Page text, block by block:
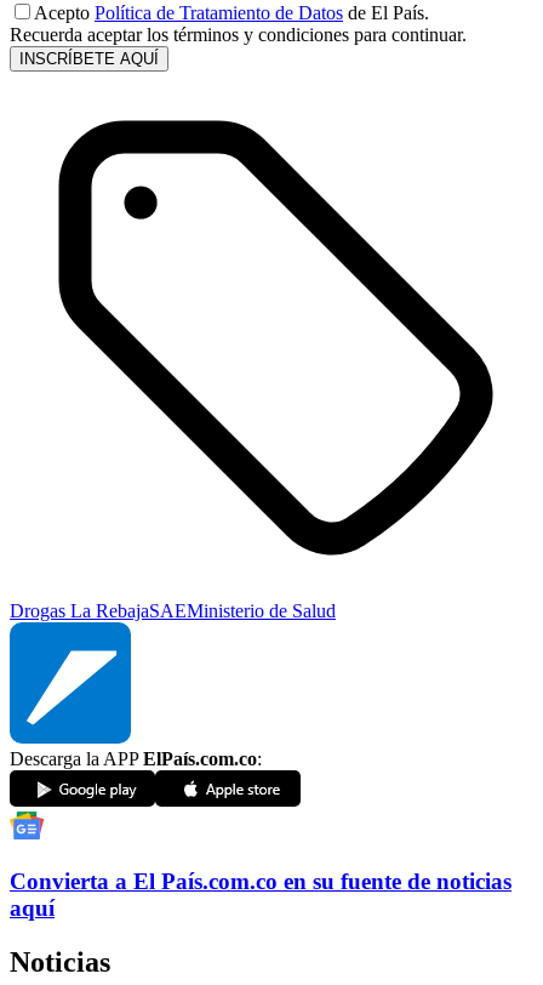
Acepto Política de Tratamiento de Datos de El País.
Recuerda aceptar los términos y condiciones para continuar.
INSCRÍBETE AQUÍ
Drogas La RebajaSAEMinisterio de Salud
Descarga la APPElPaís.com.co:
Convierta a El País.com.co en su fuente de noticias
aquí
Noticias